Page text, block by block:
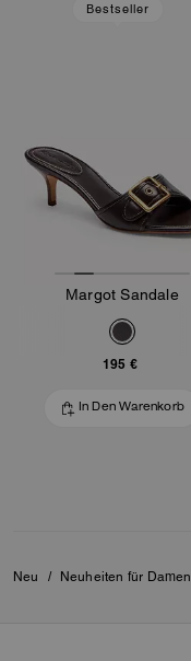
Bestseller
Margot Sandale
195 €
In Den Warenkorb
Neu / Neuheiten für Damen